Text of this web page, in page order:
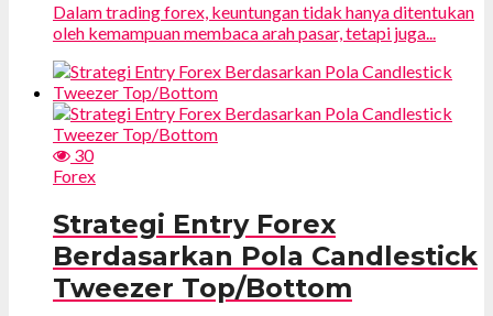
Dalam trading forex, keuntungan tidak hanya ditentukan
oleh kemampuan membaca arah pasar, tetapi juga...
30
Forex
Strategi Entry Forex
Berdasarkan Pola Candlestick
Tweezer Top/Bottom